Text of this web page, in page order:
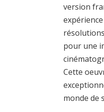
version
pour une
Cette
monde de